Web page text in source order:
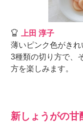
上田 淳子
薄いピンク色がき
3種類の切り方で、
方を楽しみます。
新しょうがの甘